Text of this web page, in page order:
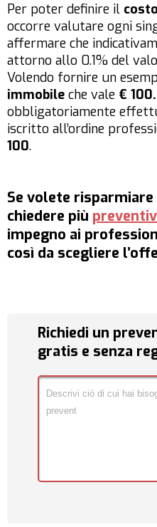
Per poter definire il
occorre valutare ogni
affermare che
attorno allo 0.1% del
Volendo fornire un
immobile che vale €
obbligatoriamente
iscritto all’ordine
100.
Se volete risparmiare
chiedere più
impegno ai
così da scegliere
Richiedi un
gratis e senza